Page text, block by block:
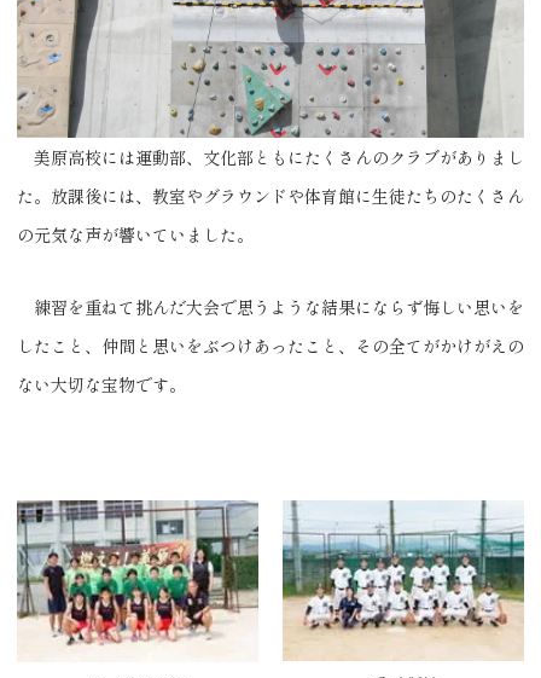
美原高校には運動部、文化部ともにたくさんのクラブがありまし
た。放課後には、教室やグラウンドや体育館に生徒たちのたくさん
の元気な声が響いていました。
練習を重ねて挑んだ大会で思うような結果にならず悔しい思いを
したこと、仲間と思いをぶつけあったこと、その全てがかけがえの
ない大切な宝物です。